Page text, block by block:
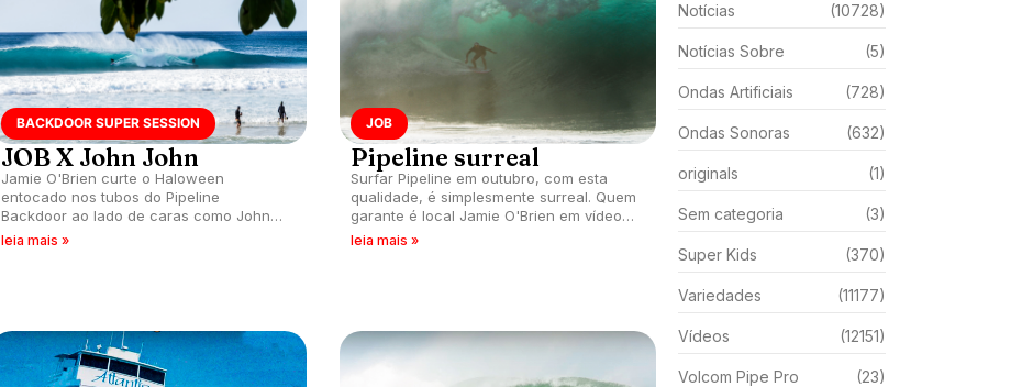
BACKDOOR SUPER SESSION
JOB X John John
Jamie O'Brien curte o Haloween
entocado nos tubos do Pipeline
Backdoor ao lado de caras como John
John Florence.
leia mais »
JOB
Pipeline surreal
Surfar Pipeline em outubro, com esta
qualidade, é simplesmente surreal. Quem
garante é local Jamie O'Brien em vídeo
recheado de tubos.
leia mais »
Notícias (10728)
Notícias Sobre (5)
Ondas Artificiais (728)
Ondas Sonoras (632)
originals (1)
Sem categoria (3)
Super Kids (370)
Variedades (11177)
Vídeos (12151)
Volcom Pipe Pro (23)